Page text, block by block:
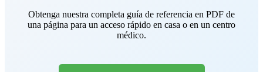
Obtenga nuestra completa guía de referencia en PDF de
una página para un acceso rápido en casa o en un centro
médico.